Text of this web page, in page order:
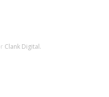
Clank Digital.